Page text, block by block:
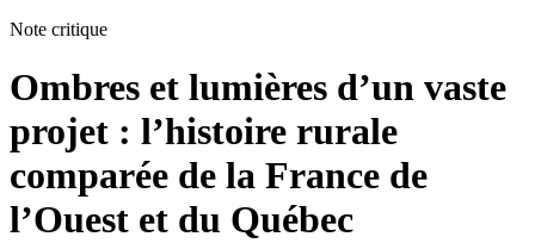
Note critique
Ombres et lumières d’un vaste
projet : l’histoire rurale
comparée de la France de
l’Ouest et du Québec